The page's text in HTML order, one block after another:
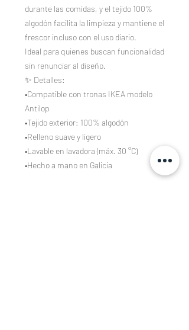
durante las comidas, y el tejido 100%
algodón facilita la limpieza y mantiene el
frescor incluso con el uso diario.
Ideal para quienes buscan funcionalidad
sin renunciar al diseño.
✨ Detalles:
•Compatible con tronas IKEA modelo
Antilop
•Tejido exterior: 100% algodón
•Relleno suave y ligero
•Lavable en lavadora (máx. 30 °C)
•Hecho a mano en Galicia